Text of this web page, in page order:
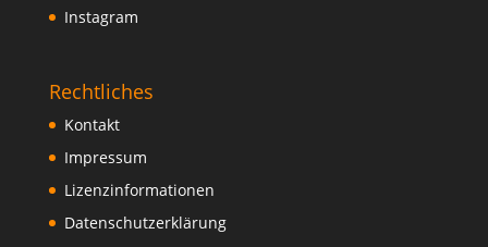
Instagram
Rechtliches
Kontakt
Impressum
Lizenzinformationen
Datenschutzerklärung